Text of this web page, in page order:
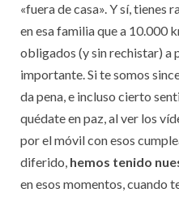
«fuera de casa». Y sí, tienes
en esa familia que a 10.000
obligados (y sin rechistar) a
importante. Si te somos
da pena, e incluso cierto
quédate en paz, al ver los
por el móvil con esos
diferido, hemos tenido
en esos momentos, cuando